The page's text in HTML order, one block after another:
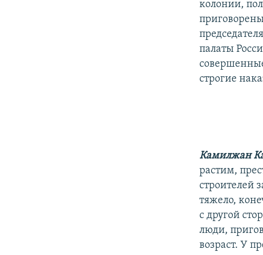
колонии,
палаты
строгие
Камилжан
растим,
строителей
тяжело,
с другой
люди,
возраст. У